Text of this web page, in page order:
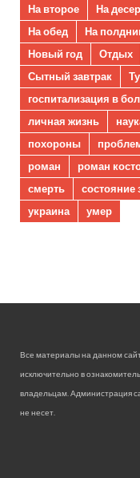
На второе
На
На обед
На
Новый год
Отдых
Сытный завтрак
госпитализация в
личная жизнь
похороны
роман
роман
смерть
состояние
украина
умер
Все материалы на данном
исключительно в
владельцам. Администрация
не несет.